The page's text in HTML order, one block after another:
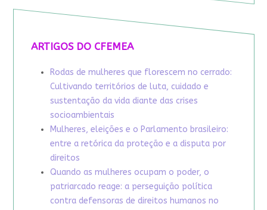
ARTIGOS DO CFEMEA
Rodas de mulheres que florescem no cerrado:
Cultivando territórios de luta, cuidado e
sustentação da vida diante das crises
socioambientais
Mulheres, eleições e o Parlamento brasileiro:
entre a retórica da proteção e a disputa por
direitos
Quando as mulheres ocupam o poder, o
patriarcado reage: a perseguição política
contra defensoras de direitos humanos no